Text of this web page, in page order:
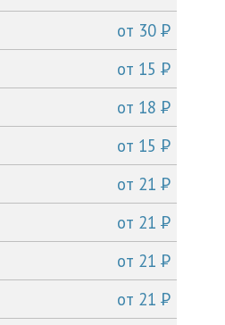
от 30P
от 15P
от 18P
от 15P
от 21P
от 21P
от 21P
от 21P